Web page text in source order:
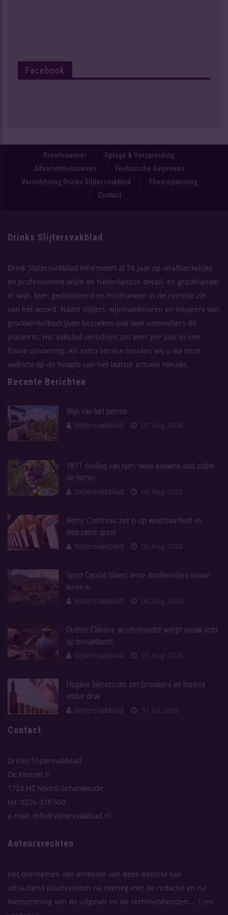
Facebook
Proefnummer
Oplage & Verspreiding
Advertentietarieven
Technische Gegevens
Verschijning Drinks Slijtersvakblad
Themaplanning
Contact
Drinks Slijtersvakblad
Drink Slijtersvakblad informeert al 74 jaar op onafhankelijke
en professionele wijze de Nederlandse detail- en groothandel
in wijn, bier, gedistilleerd en frisdranken in de ruimste zin
van het woord. Naast slijters, wijnhandelaren en inkopers van
grootwinkelbedrijven bezoeken ook veel sommeliers dit
platvorm. Het vakblad verschijnt zes keer per jaar in een
fraaie uitvoering. Als extra service houden wij u via onze
website op de hoogte van het laatste actuele nieuws.
Recente Berichten
Wijn van het perron
Slijtersvakblad
07 Aug 2026
1811 riesling van ruim twee eeuwen oud onder
de hamer
Slijtersvakblad
06 Aug 2026
Rémy Cointreau zet in op weerbaarheid en
duurzame groei
Slijtersvakblad
05 Aug 2026
Spirit Capital blaast Ierse distilleerderij nieuw
leven in
Slijtersvakblad
04 Aug 2026
Oudste Chinese alcoholvondst werpt nieuw licht
op brouwkunst
Slijtersvakblad
03 Aug 2026
Hogere bieraccijns zet brouwers en horeca
onder druk
Slijtersvakblad
31 Jul 2026
Contact
Drinks Slijtersvakblad
De Mossel 9
1723 HZ Noord-Scharwoude
tel: 0226-318 500
e-mail: info@slijtersvakblad.nl
Auteursrechten
Het overnemen van artikelen van deze website kan
uitsluitend plaatsvinden na overleg met de redactie en na
toestemming van de uitgever en de rechthebbenden....
Lees